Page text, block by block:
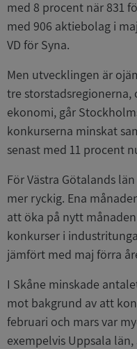
med 8 procent när 831
med 906 aktiebolag i
VD för Syna.
Men utvecklingen är
tre storstadsregionerna,
ekonomi, går
konkurserna minskat
senast med 11 procent
För Västra Götalands
mer ryckig. Ena
att öka på nytt
konkurser i
jämfört med maj förra
I Skåne minskade
mot bakgrund av att
februari och mars var
exempelvis Uppsala